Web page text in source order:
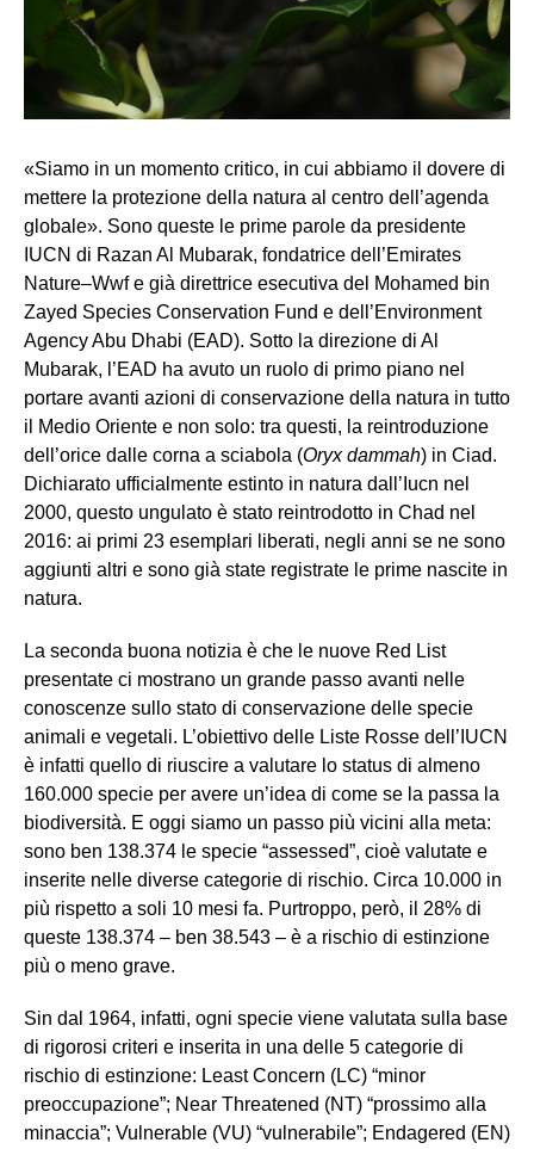
«Siamo in un momento critico, in cui abbiamo il dovere di
mettere la protezione della natura al centro dell’agenda
globale». Sono queste le prime parole da presidente
IUCN di Razan Al Mubarak, fondatrice dell’Emirates
Nature–Wwf e già direttrice esecutiva del Mohamed bin
Zayed Species Conservation Fund e dell’Environment
Agency Abu Dhabi (EAD). Sotto la direzione di Al
Mubarak, l’EAD ha avuto un ruolo di primo piano nel
portare avanti azioni di conservazione della natura in tutto
il Medio Oriente e non solo: tra questi, la reintroduzione
dell’orice dalle corna a sciabola (Oryx dammah) in Ciad.
Dichiarato ufficialmente estinto in natura dall’Iucn nel
2000, questo ungulato è stato reintrodotto in Chad nel
2016: ai primi 23 esemplari liberati, negli anni se ne sono
aggiunti altri e sono già state registrate le prime nascite in
natura.
La seconda buona notizia è che le nuove Red List
presentate ci mostrano un grande passo avanti nelle
conoscenze sullo stato di conservazione delle specie
animali e vegetali. L’obiettivo delle Liste Rosse dell’IUCN
è infatti quello di riuscire a valutare lo status di almeno
160.000 specie per avere un’idea di come se la passa la
biodiversità. E oggi siamo un passo più vicini alla meta:
sono ben 138.374 le specie “assessed”, cioè valutate e
inserite nelle diverse categorie di rischio. Circa 10.000 in
più rispetto a soli 10 mesi fa. Purtroppo, però, il 28% di
queste 138.374 – ben 38.543 – è a rischio di estinzione
più o meno grave.
Sin dal 1964, infatti, ogni specie viene valutata sulla base
di rigorosi criteri e inserita in una delle 5 categorie di
rischio di estinzione: Least Concern (LC) “minor
preoccupazione”; Near Threatened (NT) “prossimo alla
minaccia”; Vulnerable (VU) “vulnerabile”; Endagered (EN)